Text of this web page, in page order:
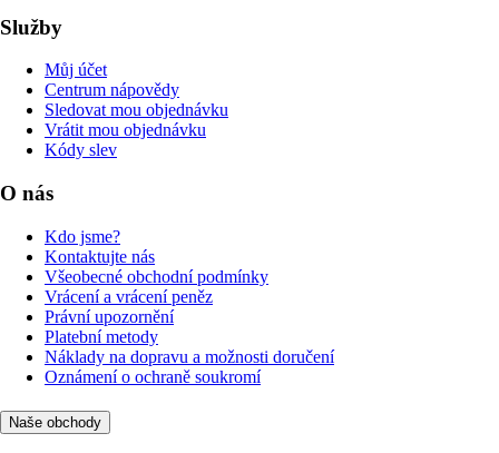
Služby
Můj účet
Centrum nápovědy
Sledovat mou objednávku
Vrátit mou objednávku
Kódy slev
O nás
Kdo jsme?
Kontaktujte nás
Všeobecné obchodní podmínky
Vrácení a vrácení peněz
Právní upozornění
Platební metody
Náklady na dopravu a možnosti doručení
Oznámení o ochraně soukromí
Naše obchody